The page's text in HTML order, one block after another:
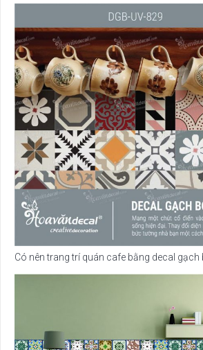
Có nên trang trí quán cafe bằng decal